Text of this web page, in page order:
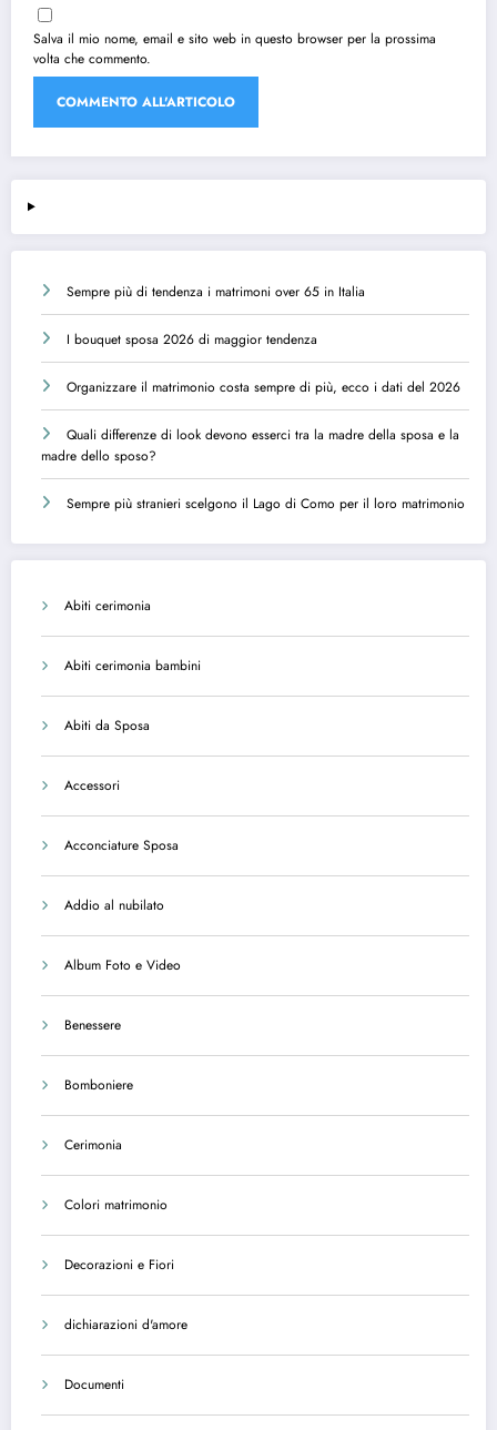
Salva il mio nome, email e sito web in questo browser per la prossima
volta che commento.
Sempre più di tendenza i matrimoni over 65 in Italia
I bouquet sposa 2026 di maggior tendenza
Organizzare il matrimonio costa sempre di più, ecco i dati del 2026
Quali differenze di look devono esserci tra la madre della sposa e la
madre dello sposo?
Sempre più stranieri scelgono il Lago di Como per il loro matrimonio
Abiti cerimonia
Abiti cerimonia bambini
Abiti da Sposa
Accessori
Acconciature Sposa
Addio al nubilato
Album Foto e Video
Benessere
Bomboniere
Cerimonia
Colori matrimonio
Decorazioni e Fiori
dichiarazioni d'amore
Documenti